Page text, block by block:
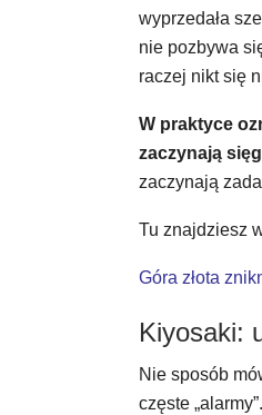
wyprzedała
nie pozbywa
raczej nikt się
W praktyce
zaczynają
zaczynają
Tu znajdziesz
Góra złota
Kiyosaki:
Nie sposób
częste